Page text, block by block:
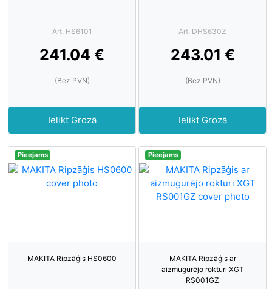
Art. HS6101
241.04 €
(Bez PVN)
Ielikt Grozā
Art. DHS630Z
243.01 €
(Bez PVN)
Ielikt Grozā
Pieejams
MAKITA Ripzāģis HS0600
Pieejams
MAKITA Ripzāģis ar
aizmugurējo rokturi XGT
RS001GZ